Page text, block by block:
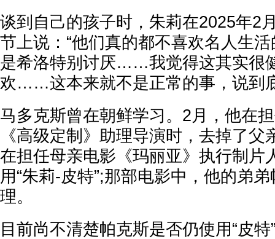
谈到自己的孩子时，朱莉在2025年2
节上说：“他们真的都不喜欢名人生
是希洛特别讨厌……我觉得这其实很
欢……这本来就不是正常的事，说到
马多克斯曾在朝鲜学习。2月，他在
《高级定制》助理导演时，去掉了
在担任母亲电影《玛丽亚》执行制片
用“朱莉-皮特”;那部电影中，他的弟
理。
目前尚不清楚帕克斯是否仍使用“皮